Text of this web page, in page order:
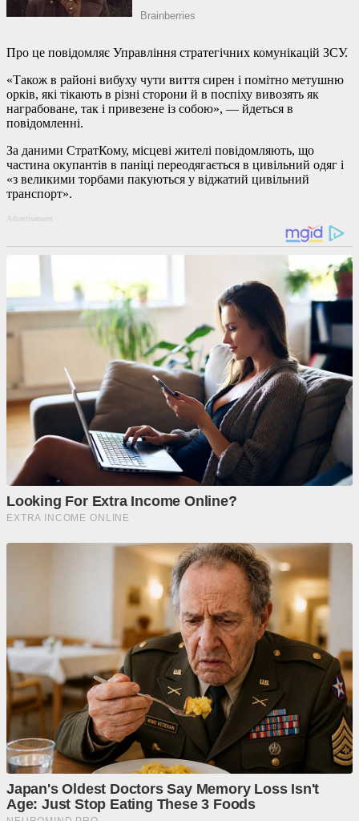
Про це повідомляє Управління стратегічних комунікацій ЗСУ.
«Також в районі вибуху чути виття сирен і помітно метушню
орків, які тікають в різні сторони й в поспіху вивозять як
награбоване, так і привезене із собою», — йдеться в
повідомленні.
За даними СтратКому, місцеві жителі повідомляють, що
частина окупантів в паніці переодягається в цивільний одяг і
«з великими торбами пакуються у віджатий цивільний
транспорт».
Advertisement